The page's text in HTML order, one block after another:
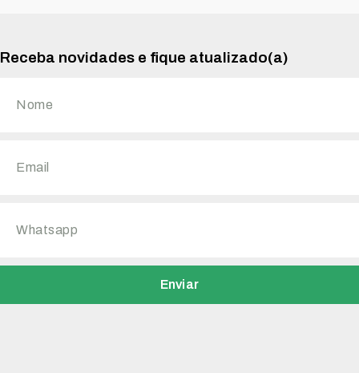
Receba novidades e fique atualizado(a)
Enviar